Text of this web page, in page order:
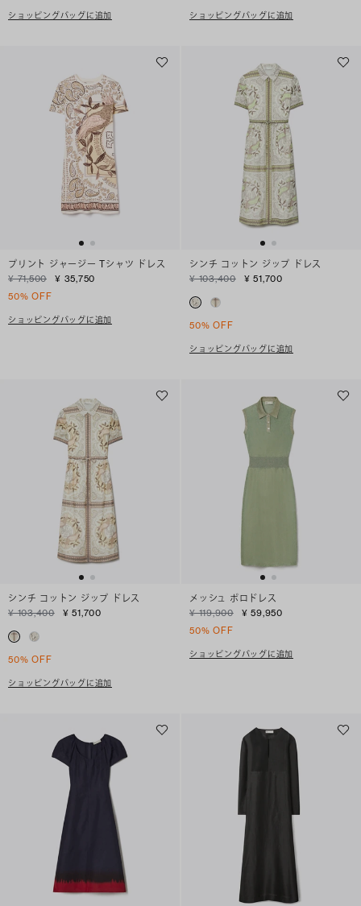
ショッピングバッグに追加 ショッピングバッグに追加
プリント ジャージー Tシャツ ドレス
¥ 71,500
¥ 35,750
50% OFF
ショッピングバッグに追加
シンチ コットン ジップ ドレス
¥ 103,400
¥ 51,700
50% OFF
ショッピングバッグに追加
シンチ コットン ジップ ドレス
¥ 103,400
¥ 51,700
50% OFF
ショッピングバッグに追加
メッシュ ポロドレス
¥ 119,900
¥ 59,950
50% OFF
ショッピングバッグに追加